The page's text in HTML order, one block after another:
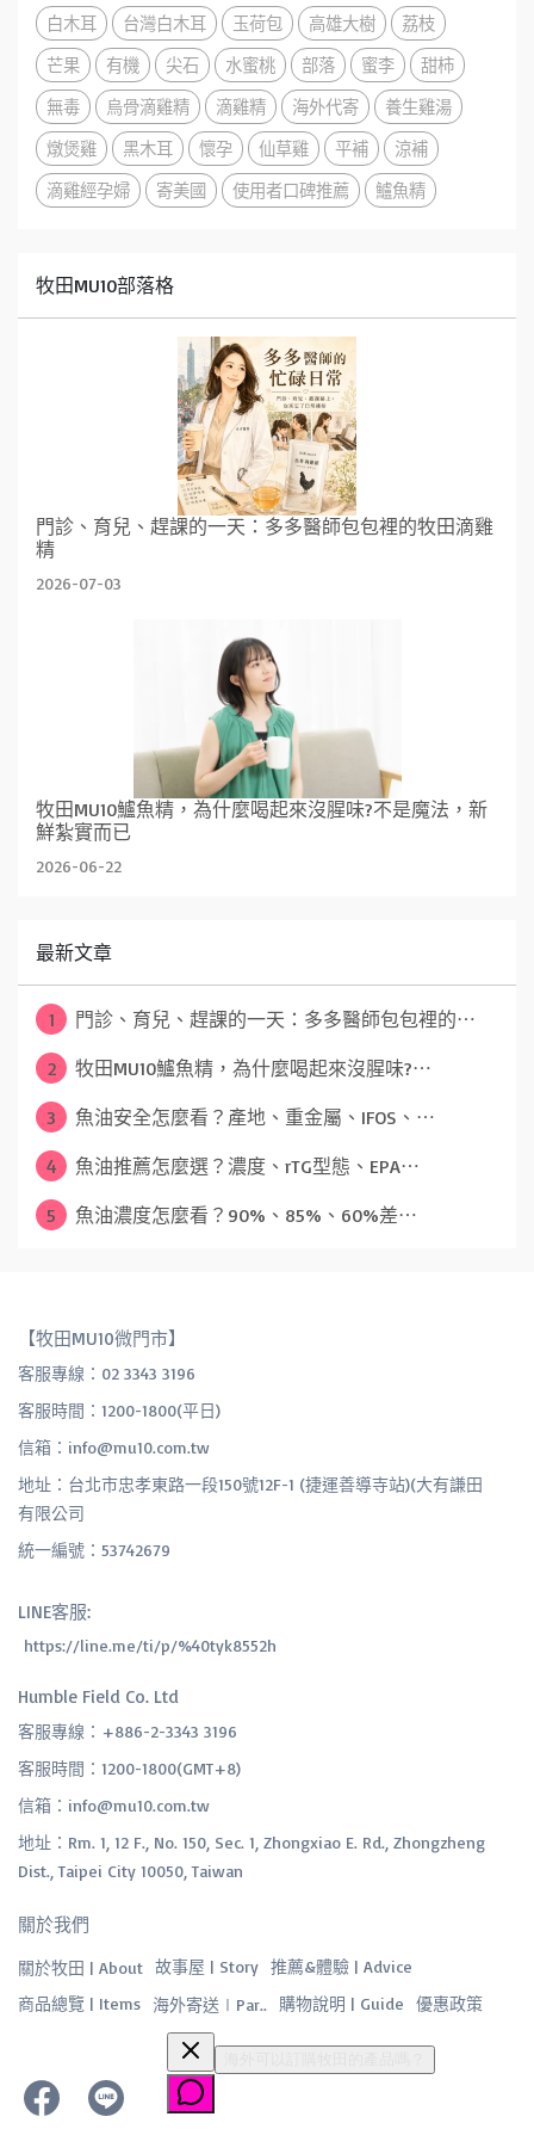
白木耳
台灣白木耳 玉荷包 高雄大樹
荔枝
芒果
有機 尖石 水蜜桃 部落 蜜李
甜柿
無毒
烏骨滴雞精 滴雞精 海外代寄
養生雞湯
燉煲雞
黑木耳 懷孕 仙草雞 平補
涼補
滴雞經孕婦
寄美國 使用者口碑推薦 鱸魚精
牧田MU10部落格
門診、育兒、趕課的一天：多多醫師包包裡的牧田滴雞
精
2026-07-03
牧田MU10鱸魚精，為什麼喝起來沒腥味?不是魔法，新
鮮紮實而已
2026-06-22
最新文章
1 門診、育兒、趕課的一天：多多醫師包包裡的⋯
2 牧田MU10鱸魚精，為什麼喝起來沒腥味?⋯
3 魚油安全怎麼看？產地、重金屬、IFOS、⋯
4 魚油推薦怎麼選？濃度、rTG型態、EPA⋯
5 魚油濃度怎麼看？90%、85%、60%差⋯
【牧田MU10微門市】
客服專線：02 3343 3196
客服時間：1200-1800(平日)
信箱：info@mu10.com.tw
地址：台北市忠孝東路一段150號12F-1 (捷運善導寺站)(大有謙田
有限公司
統一編號：53742679
LINE客服:
https://line.me/ti/p/%40tyk8552h
Humble Field Co. Ltd
客服專線：+886-2-3343 3196
客服時間：1200-1800(GMT+8)
信箱：info@mu10.com.tw
地址：Rm. 1, 12 F., No. 150, Sec. 1, Zhongxiao E. Rd., Zhongzheng
Dist., Taipei City 10050, Taiwan
關於我們
關於牧田 | About 故事屋 | Story 推薦&體驗 | Advice
商品總覽 | Items
海外寄送∣Par.. 購物說明 | Guide 優惠政策